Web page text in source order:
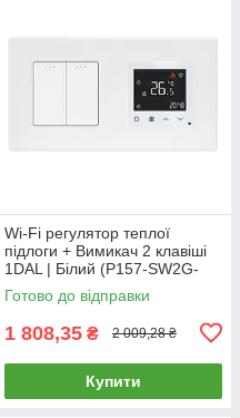
Wi-Fi регулятор теплої
підлоги + Вимикач 2 клавіші
1DAL | Білий (P157-SW2G-
TR.WF.WT)
Готово до відправки
1 808,35 ₴ 2 009,28 ₴
Купити